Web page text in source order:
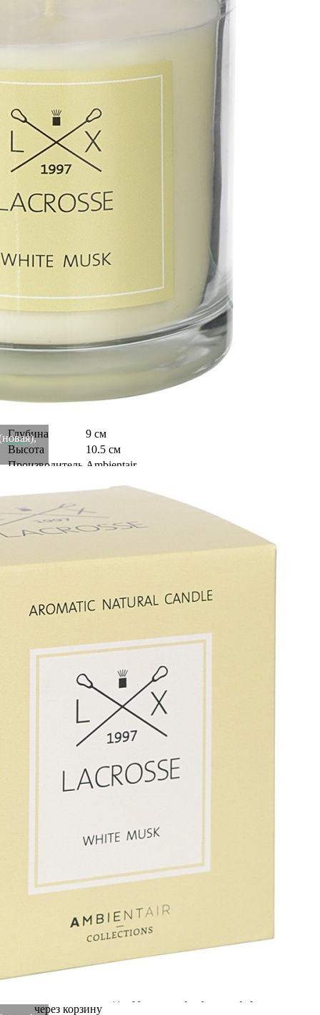
Ароматические свечи для дома от испанского бренда
Ambientair – прекрасный способ создать уютную атмосферу и
подчеркнуть индивидуальный характер интерьера. Их можно
использовать во время медитаций, релаксации, SPA-процедур
и романтических встреч. Свеча источает чарующий, свежий
аромат цветущего сада, согретого ярким полуденным
солнцем. Изделие имеет стильный дизайн, благодаря чему
может стать необычным акцентом интерьера и оригинальным
подарком к празднику. При производстве используется только
природный воск растительного происхождения. Свечи не
содержат спирт, не выделяют токсины, почти не коптят и
горят более 40 часов. Стеклянный стакан не дает воску
Семейство: шипровые. Верхние ноты: герань, озон. Средние
ноты: ирис, дубовый мох. Базовые ноты: мускус, белые
Благодаря этому пламя будет ярким и ровным. ! Не оставлять
свечу на ветру или сквозняке – это может привести к
неравномерному горению и, как следствие, – к образованию
сильных подтеков. ! Зажигать свечу, предварительно
расположив ее на подсвечнике, если она идет без
специального стакана. ! Не оставлять горящую свечу без
присмотра. ! Использовать вдали от легковоспламеняющихся
материалов. ! Беречь от детей и домашних животных. Важно!
Если свеча начала подтекать, огонь следует затушить и дать
воску застыть, после чего можно будет зажечь ее повторно. В
противном случае может образоваться сильный подтек, а
свеча утратит красивый внешний вид и свои первоначальные
качества.
Глубина
9 см
Высота
10.5 см
Производитель Ambientair
Страна
Длина
9 см
Цвет
Бежевый
Купить Свеча ароматическая lacrosse, white musk (новая), 60 ч
VV060MBLC_new-FD(U)
В наличии
Down
Информация о доставке
Помона
Служба доставки СДЭК
Рассчитываем стоимость доставки...
Преимущества для клиентов
Вступайте в ряды довольных клиентов! Создавайте
Вашу территорию уюта!
Доставка
Мы доставим ваш заказ курьером по Москве и Санкт-
Петербургу или службой доставки по всей России.
Оплатите заказ банковской картой, электронными
деньгами или наличными в ближайшем платежном
терминале или наличными.
через корзину